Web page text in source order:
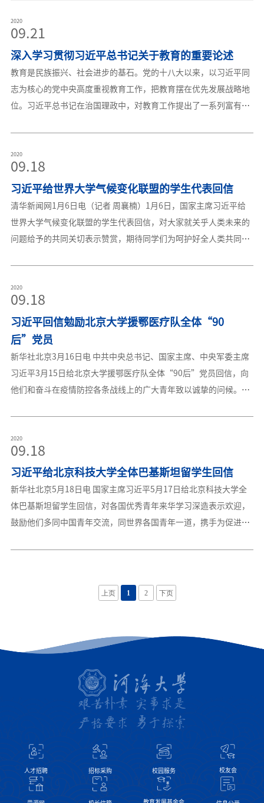
推动经济高质量发展具有重要作用。要健全技能人才培养、使用、
评价、激励制度，大力发展技工教育，大规模开展职业技能培训，
加快培养大批高素质劳动者和技术技能人才。要在全社会弘扬精益
求精的工匠精神，激励广大青年走技能成才、技能报国之路。习近
平指出，我国将举办2021年上海第46届世界技能大赛。要做好各项
筹备和组织工作，加强同各国在技能领域的交流互鉴，展示我国职
出，技能人才是国家的宝贵资源，是促进产业升级、推动高质量发
展的重要支撑。要坚持以习近平新时代中国特色社会主义思想为指
导，贯彻党中央、国务院决策部署，更加重视技能人才培养，实施
好职业技能提升行动，紧扣需求发展现代职业教育、办好技工院
校，完
2020
09.21
深入学习贯彻习近平总书记关于教育的重要论述
教育是民族振兴、社会进步的基石。党的十八大以来，以习近平同
志为核心的党中央高度重视教育工作，把教育摆在优先发展战略地
位。习近平总书记在治国理政中，对教育工作提出了一系列富有创
我们党对教育规律的认识达到了新高度，为推进新时代教育改革发
展提供了强大思想武器。学习领会习近平总书记关于教育的重要论
述，关键在于把握蕴含其中的精髓要义。从即日起，本站将开设深
入学习贯彻习近平总书记关于教育的重要论述专栏，转载刊登教育
部网站上关于习近平总书记关于教育的重要论述供广大师生学习体
会，敬请关注！习近平向全国广大教师和教育工作者致以节日祝贺
高校毕业生习近平给复旦大学青年师生党员回信勉励广大党员习近
平致信祝贺哈尔滨工业大学建校100周年a习近平给北京科技大学全
体巴基斯坦留学生回信习近平回信勉励北京大学援鄂医疗队全
体“90后”党员习近平回信勉励在首钢医院实习的西藏大学医学院
学生习近平给
2020
09.18
习近平给世界大学气候变化联盟的学生代表回信
清华新闻网1月6日电（记者 周襄楠）1月6日，国家主席习近平给
世界大学气候变化联盟的学生代表回信，对大家就关乎人类未来的
问题给予的共同关切表示赞赏，期待同学们为呵护好全人类共同的
这个关乎人类未来的问题有着共同关切，我对此很欣赏。 40多
年前，我在中国西部黄土高原上的一个小村庄劳动生活多年，当时
那个地区的生态环境曾因过度开发而受到严重破坏，老百姓生活也
陷于贫困。我从那时起就认识到，人与自然是生命共同体，对自然
的伤害最终会伤及人类自己。我提出绿水青山就是金山银山，就是
希望中国既加强自身生态文明建设，主动承担应对气候变化的国际
责任，又同世界各国一道，努力呵护好全人类共同的地球家
议。中华人民共和国主席 习近平2020年1月6日 应对全球气候
变化这一人类共同面临的挑战，一流大学有一流的担当。2019年1
月的世界经济论坛年会上，清华大学倡议并邀请多所世界著名高
校，共商
2020
09.18
习近平回信勉励北京大学援鄂医疗队全体“90
后”党员
新华社北京3月16日电 中共中央总书记、国家主席、中央军委主席
习近平3月15日给北京大学援鄂医疗队全体“90后”党员回信，向
他们和奋斗在疫情防控各条战线上的广大青年致以诚挚的问候。习
生忘死，彰显了青春的蓬勃力量，交出了合格答卷。广大青年用行
动证明，新时代的中国青年是好样的，是堪当大任的！习近平指
出，青年一代有理想、有本领、有担当，国家就有前途，民族就有
希望。希望你们努力在为人民服务中茁壮成长、在艰苦奋斗中砥砺
意志品质、在实践中增长工作本领，继续在救死扶伤的岗位上拼搏
奋战，带动广大青年不惧风雨、勇挑重担，让青春在党和人民最需
是“90后”，其中相当一部分还是“95后”甚至“00后”。近日，
2020
09.18
习近平给北京科技大学全体巴基斯坦留学生回信
新华社北京5月18日电 国家主席习近平5月17日给北京科技大学全
体巴基斯坦留学生回信，对各国优秀青年来华学习深造表示欢迎，
鼓励他们多同中国青年交流，同世界各国青年一道，携手为促进民
受到的，新冠肺炎疫情发生后，中国政府和学校始终关心在华外国
同仁予以关心和爱护。习近平表示，我了解到，在抗击疫情期间，
很多留学生通过各种方式为中国人民加油鼓劲。患难见真情。中国
将继续为所有在华外国留学生提供各种帮助。中国欢迎各国优秀青
年来华学习深造，也希望大家多了解中国、多向世界讲讲你们所看
到的中国，多同中国青年交流，同世界各国青年一道，携手为促进
民心相通、推动构建人类命运共同体贡献力量。北京科技大学现有
给习近平主席写信讲述了在中国留学的经历和感受，对学校在新冠
肺炎
上页 1 2 下页
人才招聘 招标采购 校园服务 校友会